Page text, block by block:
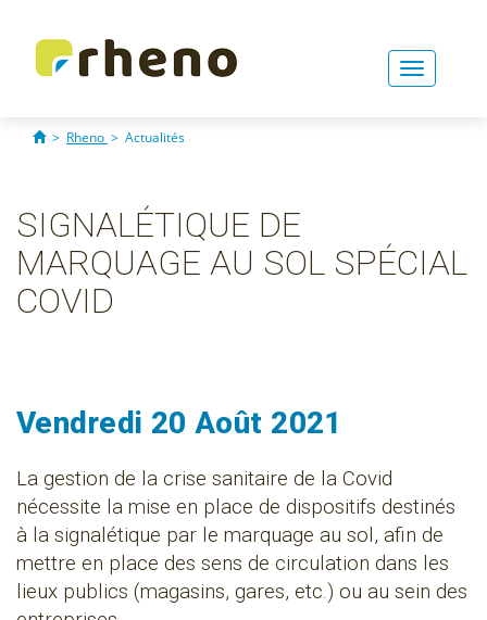
Toggle
> Rheno > Actualités
SIGNALÉTIQUE DE
MARQUAGE AU SOL SPÉCIAL
COVID
Vendredi 20 Août 2021
La gestion de la crise sanitaire de la Covid
nécessite la mise en place de dispositifs destinés
à la signalétique par le marquage au sol, afin de
mettre en place des sens de circulation dans les
lieux publics (magasins, gares, etc.) ou au sein des